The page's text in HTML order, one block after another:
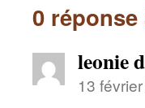
0 réponse
leonie
13